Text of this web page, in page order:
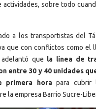
actividades, sobre todo
a los transportistas del
que con conflictos como el
que la línea de
entre 30 y 40 unidades
primera horapara cubrir
la empresa Barrio Sucre-